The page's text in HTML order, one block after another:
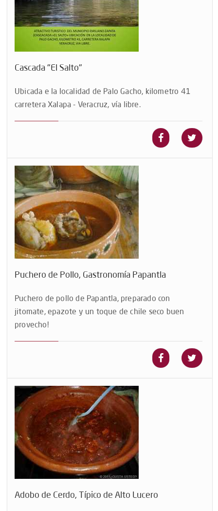
Cascada "El Salto"
Ubicada e la localidad de Palo Gacho, kilometro 41
carretera Xalapa - Veracruz, vía libre.
Puchero de Pollo, Gastronomía Papantla
Puchero de pollo de Papantla, preparado con
jitomate, epazote y un toque de chile seco buen
provecho!
Adobo de Cerdo, Típico de Alto Lucero